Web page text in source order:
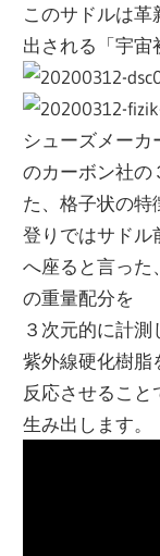
このサドルは革
出される「宇宙
シューズメーカ
のカーボン社の
た、格子状の特
登りではサドル
へ座ると言った
の重量配分を
３次元的に計測
紫外線硬化樹脂
反応させるこ
生み出します。